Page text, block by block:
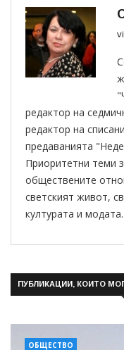
редактор на
редактор на
предаванията
Приоритетни теми
обществените
светският живот,
културата и модата.
ПУБЛИКАЦИИ, КОИТО
ОБЩЕСТВО